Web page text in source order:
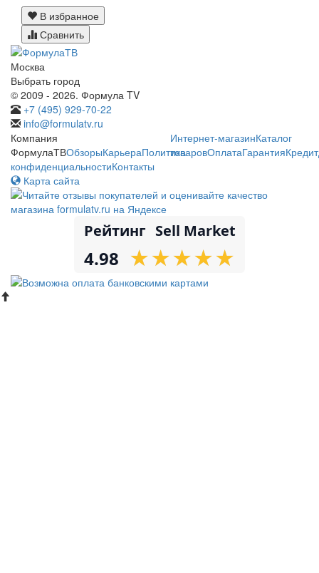
В избранное
Сравнить
Москва
Выбрать город
© 2009 - 2026. Формула TV
+7 (495) 929-70-22
info@formulatv.ru
Компания
ФормулаТВОбзорыКарьераПолитика
конфиденциальностиКонтакты
Интернет-магазинКаталог
товаровОплатаГарантияКредит
Карта сайта
Рейтинг Sell Market
4.98 ★
★★
★★
★★
★★
★